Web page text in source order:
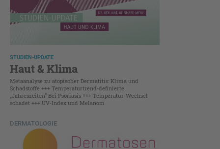
STUDIEN-UPDATE
Haut & Klima
Metaanalyse zu atopischer Dermatitis: Klima und
Schadstoffe +++ Temperaturtrend-definierte
„Jahreszeiten“ Bei Psoriasis +++ Temperatur-Wechsel
schadet +++ UV-Index und Melanom
DERMATOLOGIE